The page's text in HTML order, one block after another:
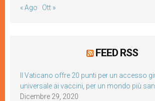
« Ago Ott »
FEED RSS
Il Vaticano offre 20 punti per un accesso
universale ai vaccini, per un mondo più
Dicembre 29, 2020